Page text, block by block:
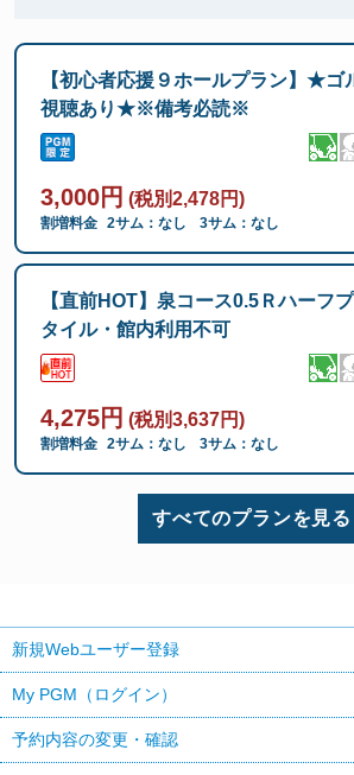
【初心者応援９ホールプラン】★ゴ
視聴あり★※備考必読※
3,000円 (税別2,478円)
割増料金 2サム：なし 3サム：なし
【直前HOT】泉コース0.5Ｒハーフ
タイル・館内利用不可
4,275円 (税別3,637円)
割増料金 2サム：なし 3サム：なし
すべてのプランを見る
新規Webユーザー登録
My PGM（ログイン）
予約内容の変更・確認